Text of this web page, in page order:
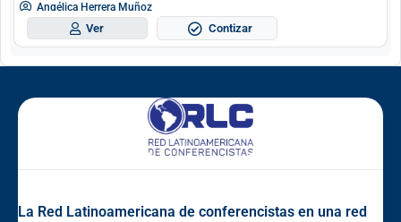
Angélica Herrera Muñoz
Ver Contizar
La Red Latinoamericana de conferencistas en una red